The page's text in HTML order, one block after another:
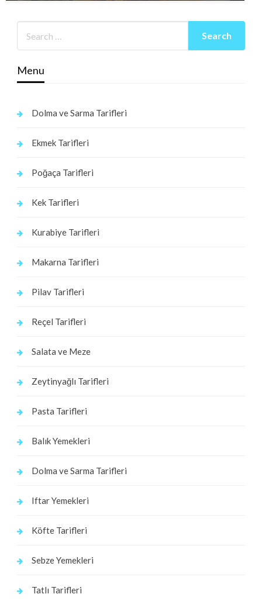
Menu
Dolma ve Sarma Tarifleri
Ekmek Tarifleri
Poğaça Tarifleri
Kek Tarifleri
Kurabiye Tarifleri
Makarna Tarifleri
Pilav Tarifleri
Reçel Tarifleri
Salata ve Meze
Zeytinyağlı Tarifleri
Pasta Tarifleri
Balık Yemekleri
Dolma ve Sarma Tarifleri
Iftar Yemekleri
Köfte Tarifleri
Sebze Yemekleri
Tatlı Tarifleri